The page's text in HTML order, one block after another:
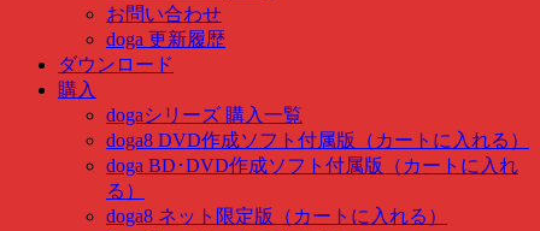
お問い合わせ
doga 更新履歴
ダウンロード
購入
dogaシリーズ 購入一覧
doga8 DVD作成ソフト付属版（カートに入れる）
doga BD･DVD作成ソフト付属版（カートに入れ
る）
doga8 ネット限定版（カートに入れる）